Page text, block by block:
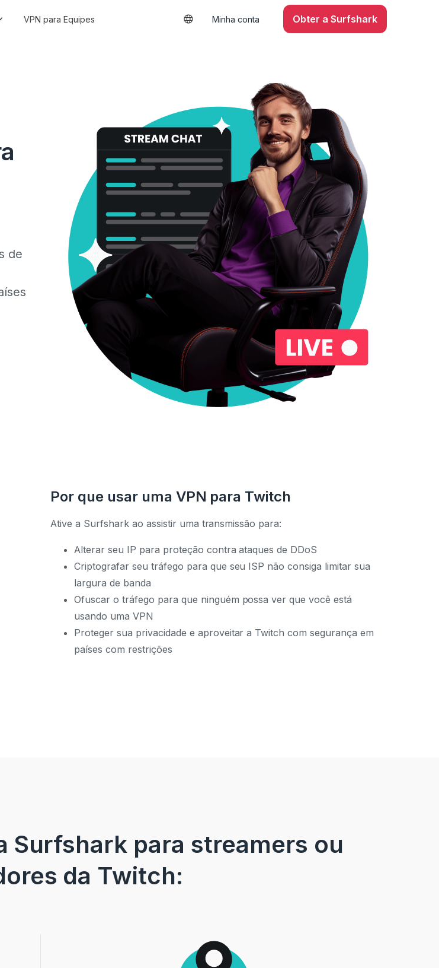
VPN para Equipes Minha conta Obter a Surfshark
de
Por que usar uma VPN para Twitch
Ative a Surfshark ao assistir uma transmissão para:
Alterar seu IP para proteção contra ataques de DDoS
Criptografar seu tráfego para que seu ISP não consiga limitar sua
largura de banda
Ofuscar o tráfego para que ninguém possa ver que você está
usando uma VPN
Proteger sua privacidade e aproveitar a Twitch com segurança em
países com restrições
Surfshark para streamers ou
da Twitch: